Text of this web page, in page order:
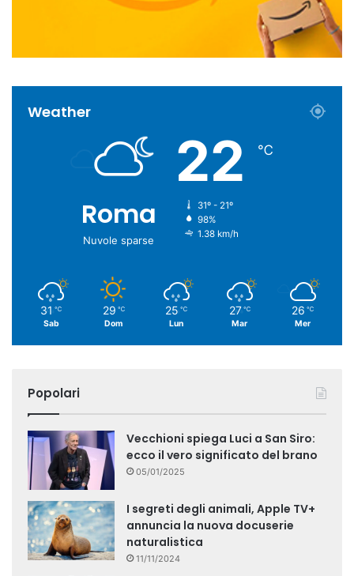
Weather
Roma
Nuvole sparse
22 ℃
31º - 21º
98%
1.38 km/h
31 ℃
Sab
29 ℃
Dom
25 ℃
Lun
27 ℃
Mar
26 ℃
Mer
Popolari
Vecchioni spiega Luci a San Siro:
ecco il vero significato del brano
05/01/2025
I segreti degli animali, Apple TV+
annuncia la nuova docuserie
naturalistica
11/11/2024